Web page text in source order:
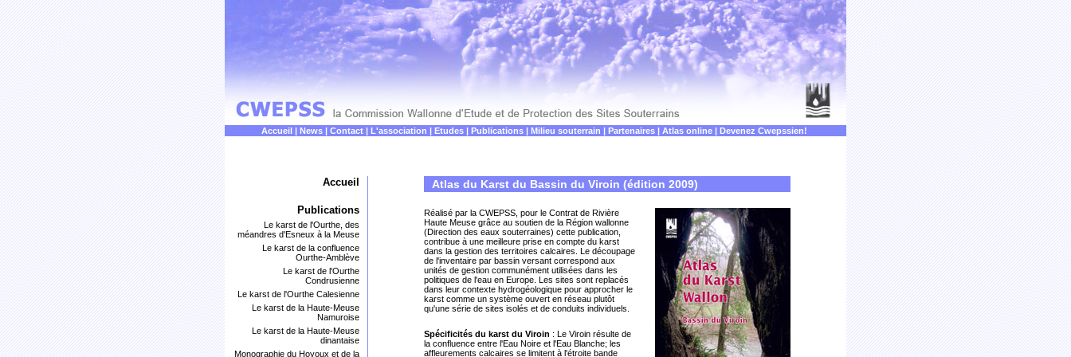
Accueil | News | Contact | L'association | Etudes | Publications | Milieu souterrain | Partenaires | Atlas online | Devenez Cwepssien!
Atlas du Karst du Bassin du Viroin (édition 2009)
Réalisé par la CWEPSS, pour le Contrat de Rivière
Haute Meuse grâce au soutien de la Région wallonne
(Direction des eaux souterraines) cette publication,
contribue à une meilleure prise en compte du karst
dans la gestion des territoires calcaires. Le découpage
de l'inventaire par bassin versant correspond aux
unités de gestion communément utilisées dans les
politiques de l'eau en Europe. Les sites sont replacés
dans leur contexte hydrogéologique pour approcher le
karst comme un système ouvert en réseau plutôt
qu'une série de sites isolés et de conduits individuels.
Spécificités du karst du Viroin : Le Viroin résulte de
la confluence entre l'Eau Noire et l'Eau Blanche; les
affleurements calcaires se limitent à l'étroite bande
Accueil
Publications
Le karst de l'Ourthe, des
méandres d'Esneux à la Meuse
Le karst de la confluence
Ourthe-Amblève
Le karst de l'Ourthe
Condrusienne
Le karst de l'Ourthe Calesienne
Le karst de la Haute-Meuse
Namuroise
Le karst de la Haute-Meuse
dinantaise
Monographie du Hoyoux et de la